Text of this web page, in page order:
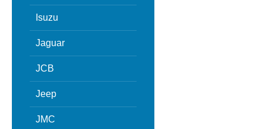
Isuzu
Jaguar
JCB
Jeep
JMC